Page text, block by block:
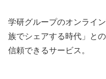
学研グループのオンライ
族でシェアする時代」と
信頼できるサービス。